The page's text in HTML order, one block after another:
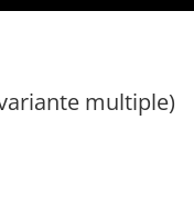
multiple)